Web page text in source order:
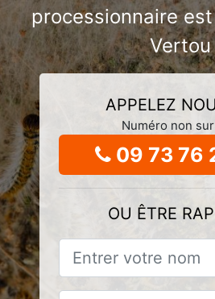
processionnaire
Vertou
APPELEZ
Numéro non
09 73 76
OU ÊTRE